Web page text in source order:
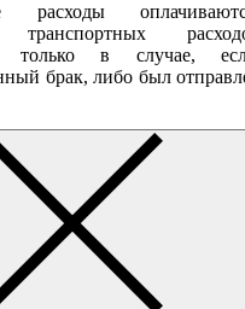
расходы
транспортных
только в случае,
брак, либо был